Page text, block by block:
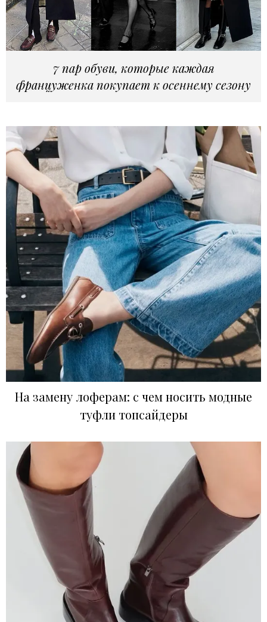
7 пар обуви, которые каждая
француженка покупает к осеннему сезону
На замену лоферам: с чем носить модные
туфли топсайдеры